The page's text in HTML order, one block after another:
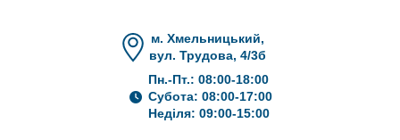
м. Хмельницький,
вул. Трудова, 4/3б
Пн.-Пт.: 08:00-18:00
Субота: 08:00-17:00
Неділя: 09:00-15:00